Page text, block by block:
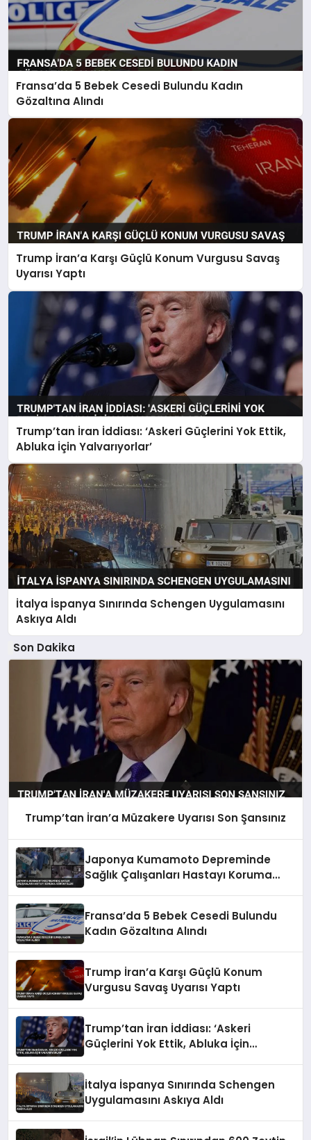
Fransa’da 5 Bebek Cesedi Bulundu Kadın
Gözaltına Alındı
Trump İran’a Karşı Güçlü Konum Vurgusu Savaş
Uyarısı Yaptı
Trump’tan İran İddiası: ‘Askeri Güçlerini Yok Ettik,
Abluka İçin Yalvarıyorlar’
İtalya İspanya Sınırında Schengen Uygulamasını
Askıya Aldı
Son Dakika
Trump’tan İran’a Müzakere Uyarısı Son Şansınız
Japonya Kumamoto Depreminde
Sağlık Çalışanları Hastayı Koruma
Fransa’da 5 Bebek Cesedi Bulundu
Kadın Gözaltına Alındı
Trump İran’a Karşı Güçlü Konum
Vurgusu Savaş Uyarısı Yaptı
Trump’tan İran İddiası: ‘Askeri
Güçlerini Yok Ettik, Abluka İçin
İtalya İspanya Sınırında Schengen
Uygulamasını Askıya Aldı